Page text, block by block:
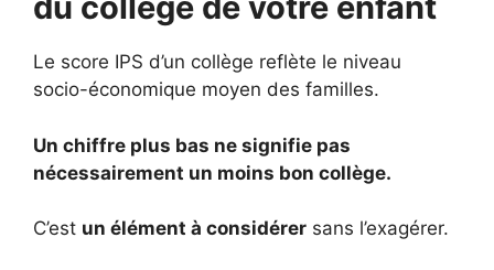
Le score IPS d’un collège reflète le niveau
socio-économique moyen des familles.
Un chiffre plus bas ne signifie pas
nécessairement un moins bon collège.
C’est un élément à considérer sans l’exagérer.